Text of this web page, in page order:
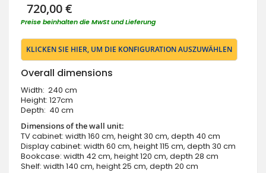
720,00 €
Preise beinhalten die MwSt und Lieferung
KLICKEN SIE HIER, UM DIE KONFIGURATION AUSZUWÄHLEN
Overall dimensions
Width: 240 cm
Height: 127cm
Depth: 40 cm
Dimensions of the wall unit:
TV cabinet: width 160 cm, height 30 cm, depth 40 cm
Display cabinet: width 60 cm, height 115 cm, depth 30 cm
Bookcase: width 42 cm, height 120 cm, depth 28 cm
Shelf: width 140 cm, height 25 cm, depth 20 cm